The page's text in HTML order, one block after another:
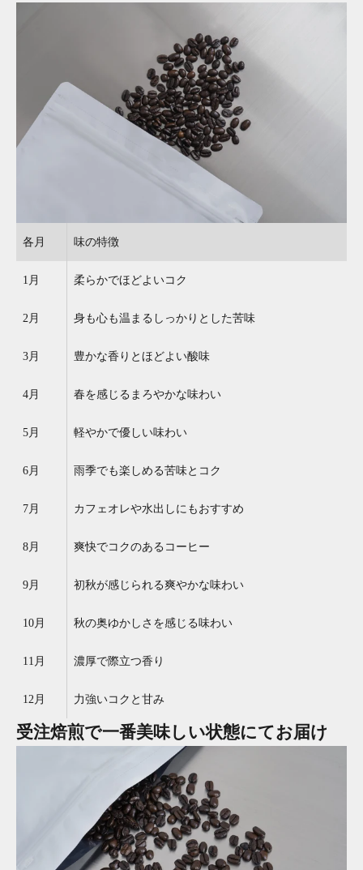
各月 味の特徴
1月 柔らかでほどよいコク
2月 身も心も温まるしっかりとした苦味
3月 豊かな香りとほどよい酸味
4月 春を感じるまろやかな味わい
5月 軽やかで優しい味わい
6月 雨季でも楽しめる苦味とコク
7月 カフェオレや水出しにもおすすめ
8月 爽快でコクのあるコーヒー
9月 初秋が感じられる爽やかな味わい
10月 秋の奥ゆかしさを感じる味わい
11月 濃厚で際立つ香り
12月 力強いコクと甘み
受注焙煎で一番美味しい状態にてお届け